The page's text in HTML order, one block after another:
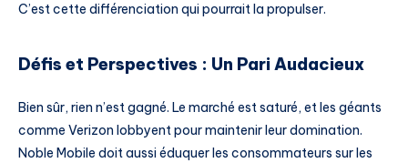
C’est cette différenciation qui pourrait la propulser.
Défis et Perspectives : Un Pari Audacieux
Bien sûr, rien n’est gagné. Le marché est saturé, et les géants
comme Verizon lobbyent pour maintenir leur domination.
Noble Mobile doit aussi éduquer les consommateurs sur les